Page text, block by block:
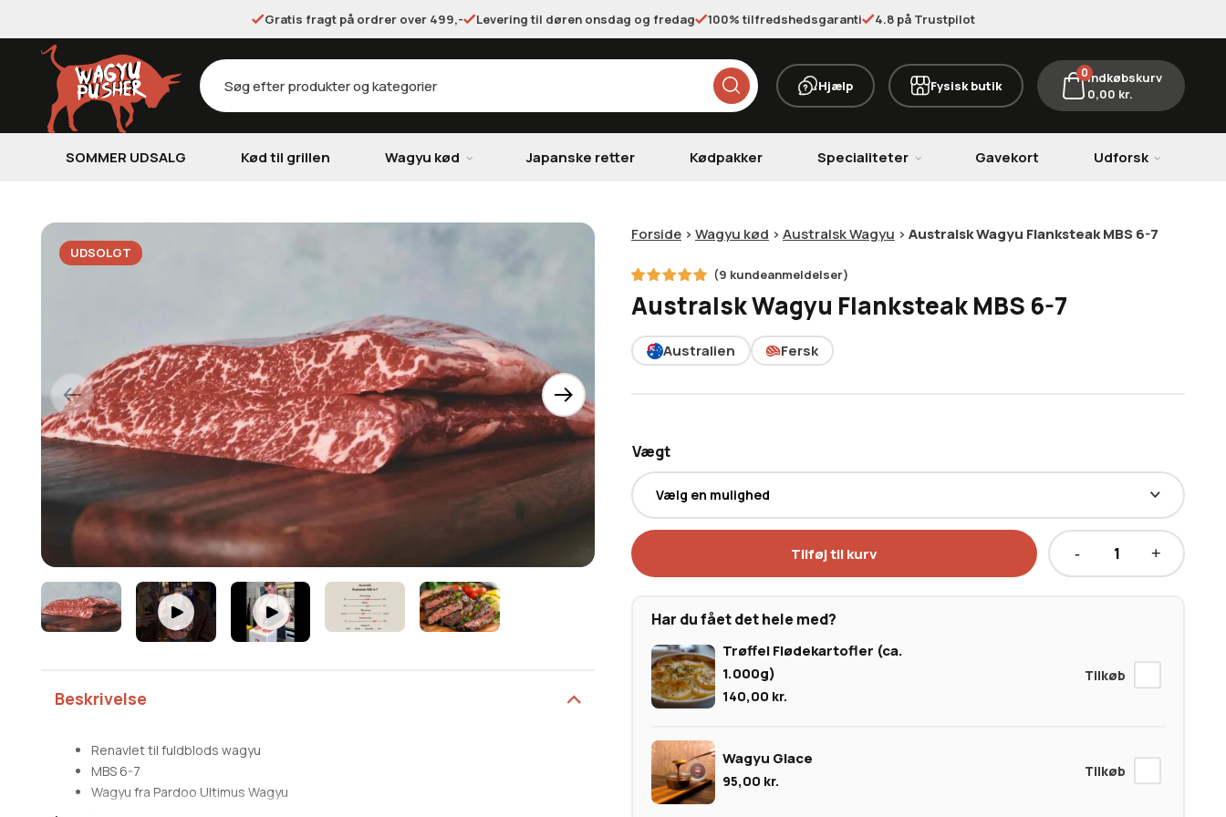
Gratis fragt på ordrer over 499,- Levering til døren onsdag og fredag 100% tilfredshedsgaranti 4.8 på Trustpilot
Products
search Hjælp Fysisk butik
0Indkøbskurv
0,00 kr.
SOMMER UDSALG Kød til grillen Wagyu kød Japanske retter Kødpakker Specialiteter Gavekort Udforsk
UDSOLGT
Beskrivelse
Renavlet til fuldblods wagyu
MBS 6-7
Wagyu fra Pardoo Ultimus Wagyu
Forside > Wagyu kød > Australsk Wagyu > Australsk Wagyu Flanksteak MBS 6-7
som5.00
ud af 5
på
kundebedømmelser
(9 kundeanmeldelser)
Australsk Wagyu Flanksteak MBS 6-7
Australien Fersk
Vægt
Har du fået det hele med?
Trøffel Flødekartofler (ca.
1.000g)
140,00 kr.
Wagyu Glace
95,00 kr.
Australsk
Tilføj til kurv